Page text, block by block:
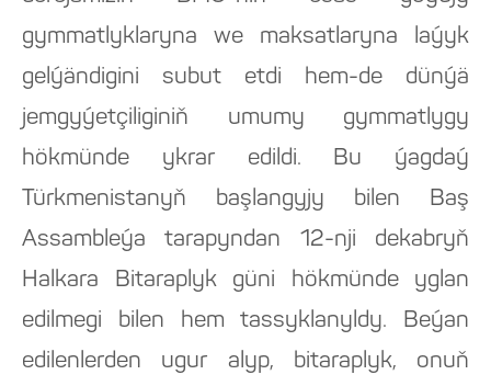
gymmatlyklaryna we maksatlaryna laýyk
gelýändigini subut etdi hem-de dünýä
jemgyýetçiliginiň umumy gymmatlygy
hökmünde ykrar edildi. Bu ýagdaý
Türkmenistanyň başlangyjy bilen Baş
Assambleýa tarapyndan 12-nji dekabryň
Halkara Bitaraplyk güni hökmünde yglan
edilmegi bilen hem tassyklanyldy. Beýan
edilenlerden ugur alyp, bitaraplyk, onuň